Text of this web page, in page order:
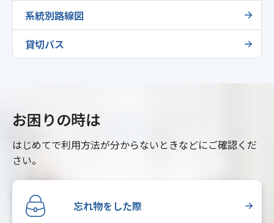
系統別路線図
貸切バス
お困りの時は
はじめてで利用方法が分からないときなどにご確認くだ
さい。
忘れ物をした際